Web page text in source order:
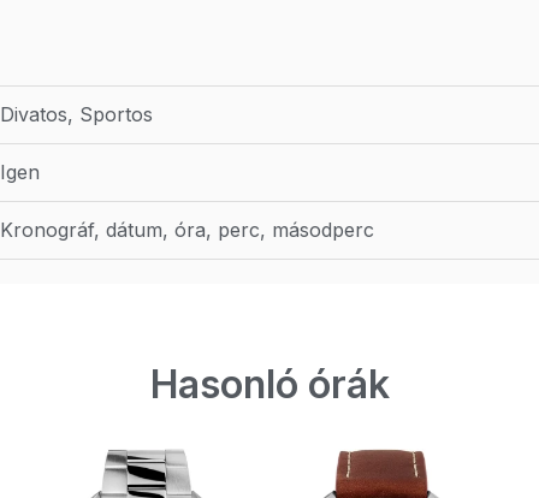
Divatos, Sportos
Igen
Kronográf, dátum, óra, perc, másodperc
Hasonló órák